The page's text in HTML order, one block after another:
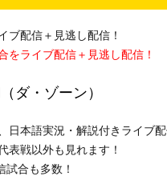
ブ配信＋見逃し配信！
をライブ配信＋見逃し配信！
ダ・ゾーン）
日本語実況・解説付きライブ配
表戦以外も見れます！
合も多数！